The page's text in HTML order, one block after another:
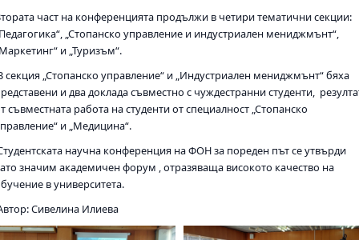
част на конференцията продължи в четири тематични секции:
„Стопанско управление и индустриален мениджмънт“,
и „Туризъм“.
секция „Стопанско управление“ и „Индустриален мениджмънт“ бяха
и два доклада съвместно с чуждестранни студенти,
съвместната работа на студенти от специалност „Стопанско
и „Медицина“.
научна конференция на ФОН за пореден път се утвърди
значим академичен форум , отразяваща високото качество на
в университета.
Сивелина Илиева